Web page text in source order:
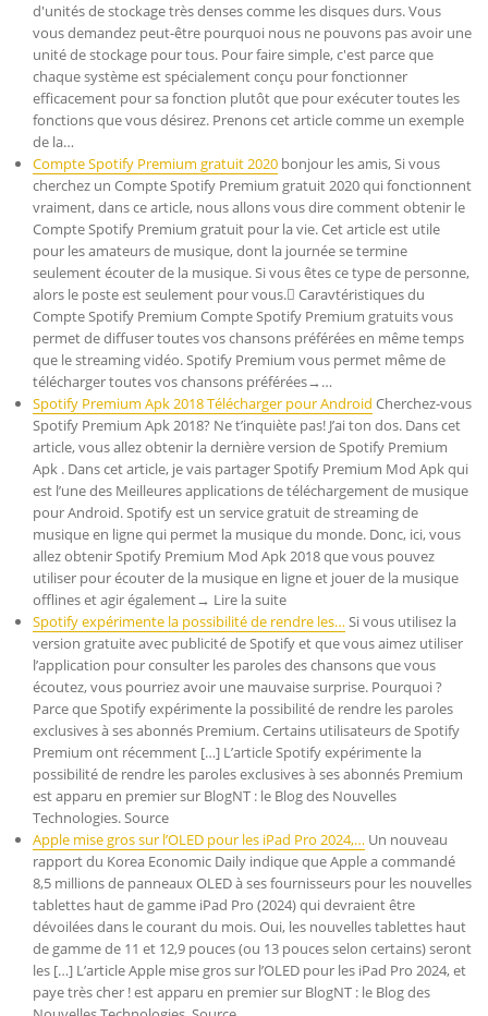
d'unités de stockage très denses comme les disques durs. Vous
vous demandez peut-être pourquoi nous ne pouvons pas avoir une
unité de stockage pour tous. Pour faire simple, c'est parce que
chaque système est spécialement conçu pour fonctionner
efficacement pour sa fonction plutôt que pour exécuter toutes les
fonctions que vous désirez. Prenons cet article comme un exemple
de la…
Compte Spotify Premium gratuit 2020 bonjour les amis, Si vous
cherchez un Compte Spotify Premium gratuit 2020 qui fonctionnent
vraiment, dans ce article, nous allons vous dire comment obtenir le
Compte Spotify Premium gratuit pour la vie. Cet article est utile
pour les amateurs de musique, dont la journée se termine
seulement écouter de la musique. Si vous êtes ce type de personne,
alors le poste est seulement pour vous. ِCaravtéristiques du
Compte Spotify Premium Compte Spotify Premium gratuits vous
permet de diffuser toutes vos chansons préférées en même temps
que le streaming vidéo. Spotify Premium vous permet même de
télécharger toutes vos chansons préférées→…
Spotify Premium Apk 2018 Télécharger pour Android Cherchez-vous
Spotify Premium Apk 2018? Ne t’inquiète pas! J’ai ton dos. Dans cet
article, vous allez obtenir la dernière version de Spotify Premium
Apk . Dans cet article, je vais partager Spotify Premium Mod Apk qui
est l’une des Meilleures applications de téléchargement de musique
pour Android. Spotify est un service gratuit de streaming de
musique en ligne qui permet la musique du monde. Donc, ici, vous
allez obtenir Spotify Premium Mod Apk 2018 que vous pouvez
utiliser pour écouter de la musique en ligne et jouer de la musique
offlines et agir également→ Lire la suite
Spotify expérimente la possibilité de rendre les…Si vous utilisez la
version gratuite avec publicité de Spotify et que vous aimez utiliser
l’application pour consulter les paroles des chansons que vous
écoutez, vous pourriez avoir une mauvaise surprise. Pourquoi ?
Parce que Spotify expérimente la possibilité de rendre les paroles
exclusives à ses abonnés Premium. Certains utilisateurs de Spotify
Premium ont récemment […] L’article Spotify expérimente la
possibilité de rendre les paroles exclusives à ses abonnés Premium
est apparu en premier sur BlogNT : le Blog des Nouvelles
Technologies. Source
Apple mise gros sur l’OLED pour les iPad Pro 2024,… Un nouveau
rapport du Korea Economic Daily indique que Apple a commandé
8,5 millions de panneaux OLED à ses fournisseurs pour les nouvelles
tablettes haut de gamme iPad Pro (2024) qui devraient être
dévoilées dans le courant du mois. Oui, les nouvelles tablettes haut
de gamme de 11 et 12,9 pouces (ou 13 pouces selon certains) seront
les […] L’article Apple mise gros sur l’OLED pour les iPad Pro 2024, et
paye très cher ! est apparu en premier sur BlogNT : le Blog des